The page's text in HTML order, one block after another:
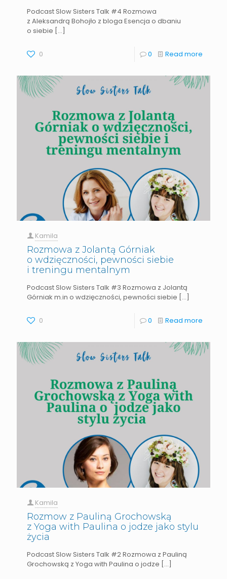
Podcast Slow Sisters Talk #4 Rozmowa
z Aleksandrą Bohojło z bloga Esencja o dbaniu
o siebie […]
0 0 Read more
Kamila
Rozmowa z Jolantą Górniak
o wdzięczności, pewności siebie
i treningu mentalnym
Podcast Slow Sisters Talk #3 Rozmowa z Jolantą
Górniak m.in o wdzięczności, pewności siebie […]
0 0 Read more
Kamila
Rozmow z Pauliną Grochowską
z Yoga with Paulina o jodze jako stylu
życia
Podcast Slow Sisters Talk #2 Rozmowa z Pauliną
Grochowską z Yoga with Paulina o jodze […]